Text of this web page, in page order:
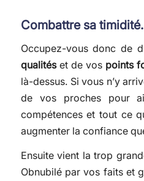
Combattre sa timidité.
Occupez-vous donc de
qualitéset de vospoints
là-dessus. Si vous n’y
de vos proches pour
compétences et tout ce
augmenter la confiance
Ensuite vient la trop
Obnubilé par vos faits et